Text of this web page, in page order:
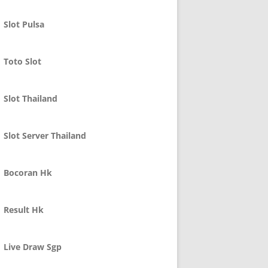
Slot Pulsa
Toto Slot
Slot Thailand
Slot Server Thailand
Bocoran Hk
Result Hk
Live Draw Sgp